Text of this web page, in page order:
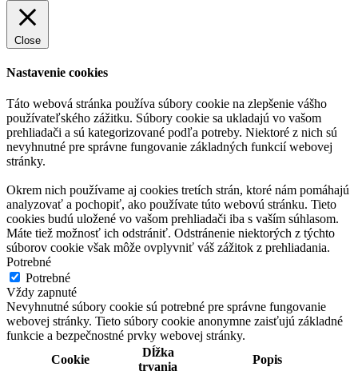
Close
Nastavenie cookies
Táto webová stránka používa súbory cookie na zlepšenie vášho
používateľského zážitku. Súbory cookie sa ukladajú vo vašom
prehliadači a sú kategorizované podľa potreby. Niektoré z nich sú
nevyhnutné pre správne fungovanie základných funkcií webovej
stránky.
Okrem nich používame aj cookies tretích strán, ktoré nám pomáhajú
analyzovať a pochopiť, ako používate túto webovú stránku. Tieto
cookies budú uložené vo vašom prehliadači iba s vaším súhlasom.
Máte tiež možnosť ich odstrániť. Odstránenie niektorých z týchto
súborov cookie však môže ovplyvniť váš zážitok z prehliadania.
Potrebné
Potrebné
Vždy zapnuté
Nevyhnutné súbory cookie sú potrebné pre správne fungovanie
webovej stránky. Tieto súbory cookie anonymne zaisťujú základné
funkcie a bezpečnostné prvky webovej stránky.
Cookie
Dĺžka
trvania
Popis